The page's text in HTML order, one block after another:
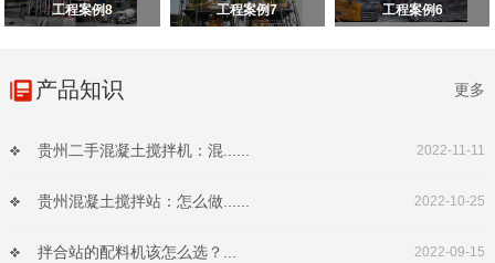
工程案例8 工程案例7 工程案例6
产品知识 更多
贵州二手混凝土搅拌机：混...... 2022-11-11
贵州混凝土搅拌站：怎么做...... 2022-10-25
拌合站的配料机该怎么选？... 2022-09-15